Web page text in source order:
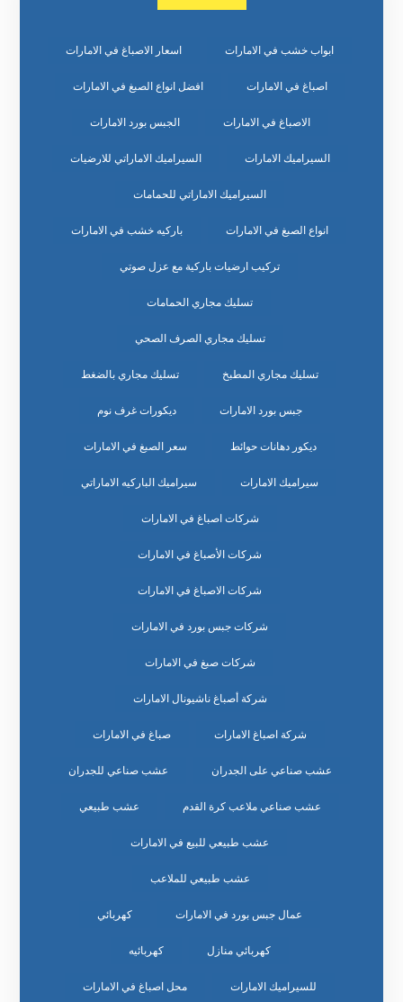
ابواب خشب في الامارات اسعار الاصباغ في الامارات
اصباغ في الامارات افضل انواع الصبغ في الامارات
الاصباغ في الامارات الجبس بورد الامارات
السيراميك الامارات السيراميك الاماراتي للارضيات
السيراميك الاماراتي للحمامات
انواع الصبغ في الامارات باركيه خشب في الامارات
تركيب ارضيات باركية مع عزل صوتي
تسليك مجاري الحمامات
تسليك مجاري الصرف الصحي
تسليك مجاري المطبخ تسليك مجاري بالضغط
جبس بورد الامارات ديكورات غرف نوم
ديكور دهانات حوائط سعر الصبغ في الامارات
سيراميك الامارات سيراميك الباركيه الاماراتي
شركات اصباغ في الامارات
شركات الأصباغ في الامارات
شركات الاصباغ في الامارات
شركات جبس بورد في الامارات
شركات صبغ في الامارات
شركة أصباغ ناشيونال الامارات
شركة اصباغ الامارات صباغ في الامارات
عشب صناعي على الجدران عشب صناعي للجدران
عشب صناعي ملاعب كرة القدم عشب طبيعي
عشب طبيعي للبيع في الامارات
عشب طبيعي للملاعب
عمال جبس بورد في الامارات كهربائي
كهربائي منازل كهربائيه
للسيراميك الامارات محل اصباغ في الامارات